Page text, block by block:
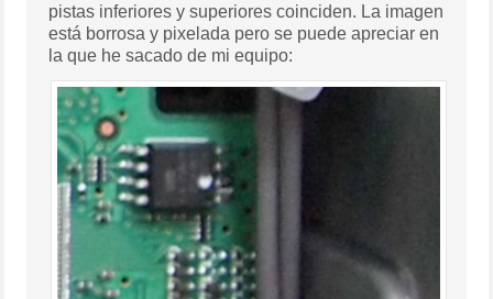
pistas inferiores y superiores coinciden. La imagen
está borrosa y pixelada pero se puede apreciar en
la que he sacado de mi equipo: